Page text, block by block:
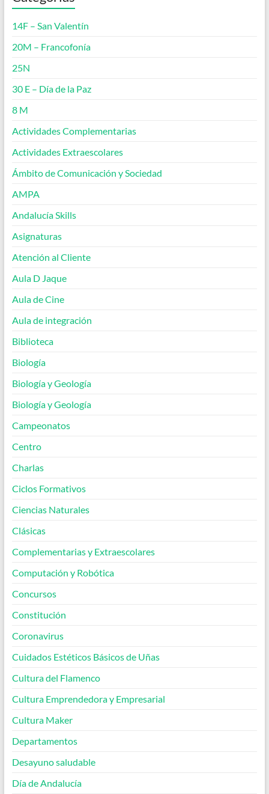
14F – San Valentín
20M – Francofonía
25N
30 E – Día de la Paz
8 M
Actividades Complementarias
Actividades Extraescolares
Ámbito de Comunicación y Sociedad
AMPA
Andalucía Skills
Asignaturas
Atención al Cliente
Aula D Jaque
Aula de Cine
Aula de integración
Biblioteca
Biología
Biología y Geología
Biología y Geología
Campeonatos
Centro
Charlas
Ciclos Formativos
Ciencias Naturales
Clásicas
Complementarias y Extraescolares
Computación y Robótica
Concursos
Constitución
Coronavirus
Cuidados Estéticos Básicos de Uñas
Cultura del Flamenco
Cultura Emprendedora y Empresarial
Cultura Maker
Departamentos
Desayuno saludable
Día de Andalucía